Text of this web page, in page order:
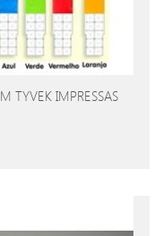
TYVEK IMPRESSAS